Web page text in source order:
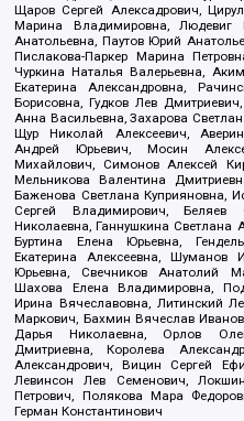
Щаров Сергей Алексадрович,
Марина Владимировна, Людевиг
Анатольевна, Паутов Юрий
Пислакова-Паркер Марина
Чуркина Наталья Валерьевна,
Екатерина Александровна,
Борисовна, Гудков Лев
Анна Васильевна, Захарова
Щур Николай Алексеевич,
Андрей Юрьевич, Мосин
Михайлович, Симонов Алексей
Мельникова Валентина
Баженова Светлана Куприяновна,
Сергей Владимирович, Беляев
Николаевна, Ганнушкина Светлана
Буртина Елена Юрьевна,
Екатерина Алексеевна, Шуманов
Юрьевна, Свечников Анатолий
Шахова Елена Владимировна,
Ирина Вячеславовна, Литинский
Маркович, Бахмин Вячеслав
Дарья Николаевна, Орлов
Дмитриевна, Королева
Александрович, Вицин Сергей
Левинсон Лев Семенович,
Петрович, Полякова Мара
Герман Константинович